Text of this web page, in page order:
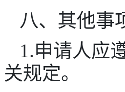
八、其他事
1.申请人应
关规定。